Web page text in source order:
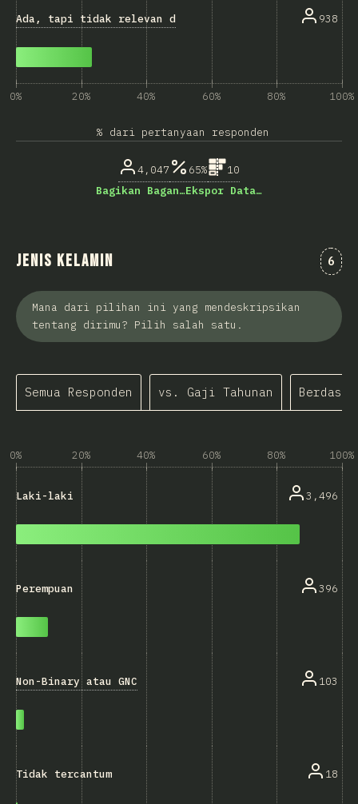
Ada, tapi tidak relevan dengan pekerjaan saat ini938
0% 20% 40% 60% 80% 100%
% dari pertanyaan responden
4,047 65%
10
Bagikan Bagan…Ekspor Data…
Jenis Kelamin 6
Mana dari pilihan ini yang mendeskripsikan
tentang dirimu? Pilih salah satu.
Semua Responden vs. Gaji Tahunan
0% 20% 40% 60% 80% 100%
Laki-laki 3,496
Perempuan 396
Non-Binary atau GNC 103
Tidak tercantum 18